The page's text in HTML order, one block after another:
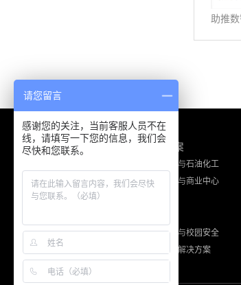
产品中心
摩托罗拉产品
通讯工程设备
解决方案
工厂企业与石油化工
酒店宾馆与商业中心
住宅小区与校园安全
其他应用解决方案
请您留言
感谢您的关注，当前客服人员不在
线，请填写一下您的信息，我们会
尽快和您联系。